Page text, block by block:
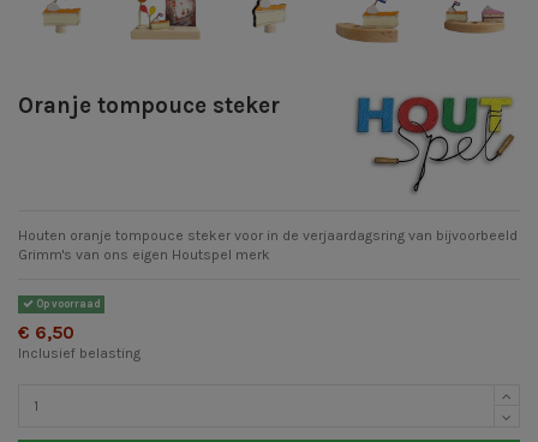
Oranje tompouce steker
Houten oranje tompouce steker voor in de verjaardagsring van bijvoorbeeld
Grimm's van ons eigen Houtspel merk
Op voorraad
€ 6,50
Inclusief belasting